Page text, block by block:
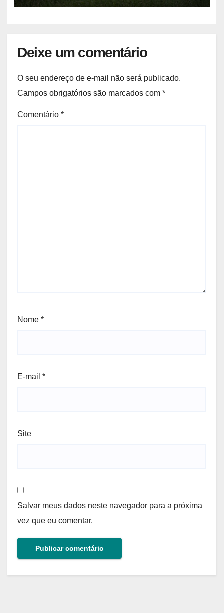
Deixe um comentário
O seu endereço de e-mail não será publicado.
Campos obrigatórios são marcados com *
Comentário *
Nome *
E-mail *
Site
Salvar meus dados neste navegador para a próxima
vez que eu comentar.